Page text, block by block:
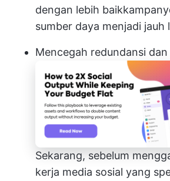
dengan lebih baik
sumber daya menjadi jauh
Mencegah redundansi
Sekarang, sebelum
kerja media sosial yang